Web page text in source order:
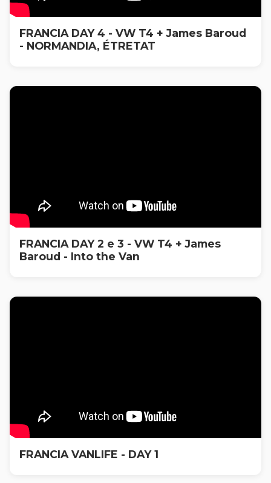
FRANCIA DAY 4 - VW T4 + James Baroud
- NORMANDIA, ÉTRETAT
FRANCIA DAY 2 e 3 - VW T4 + James
Baroud - Into the Van
FRANCIA VANLIFE - DAY 1